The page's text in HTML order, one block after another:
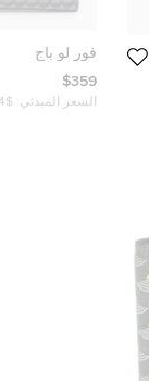
فور لو باج
$359
السعر المبدئي: $434